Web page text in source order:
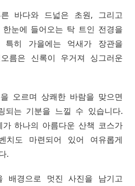
바다와 드넓은 초원, 그리고
눈에 들어오는 탁 트인 전경을
히 가을에는 억새가 장관을
름은 신록이 우거져 싱그러운
오르며 상쾌한 바람을 맞으면
되는 기분을 느낄 수 있습니다.
하나의 아름다운 산책 코스가
치도 마련되어 있어 여유롭게
.
배경으로 멋진 사진을 남기고